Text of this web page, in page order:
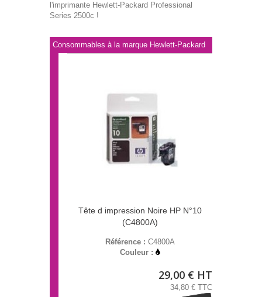
l'imprimante Hewlett-Packard Professional
Series 2500c !
Consommables à la marque Hewlett-Packard
Tête d impression Noire HP N°10
(C4800A)
Référence : C4800A
Couleur :
29,00 € HT
34,80 € TTC